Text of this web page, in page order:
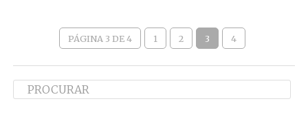
PÁGINA 3 DE 4 1 2 3 4